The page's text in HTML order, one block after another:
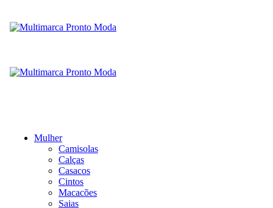
Mulher
Camisolas
Calças
Casacos
Cintos
Macacões
Saias